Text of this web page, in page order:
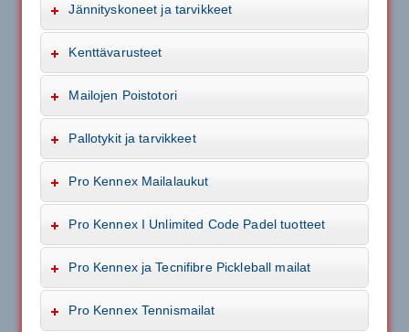
Jännityskoneet ja tarvikkeet
Kenttävarusteet
Mailojen Poistotori
Pallotykit ja tarvikkeet
Pro Kennex Mailalaukut
Pro Kennex I Unlimited Code Padel tuotteet
Pro Kennex ja Tecnifibre Pickleball mailat
Pro Kennex Tennismailat